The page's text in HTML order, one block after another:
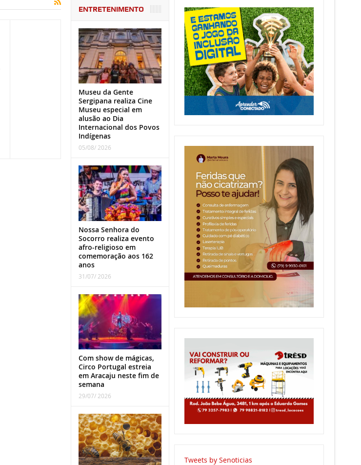
ENTRETENIMENTO
Museu da Gente
Sergipana realiza Cine
Museu especial em
alusão ao Dia
Internacional dos Povos
Indígenas
05/08/ 2026
Nossa Senhora do
Socorro realiza evento
afro-religioso em
comemoração aos 162
anos
31/07/ 2026
Com show de mágicas,
Circo Portugal estreia
em Aracaju neste fim de
semana
29/07/ 2026
Tweets by Senoticias